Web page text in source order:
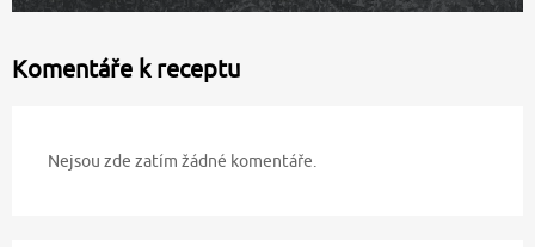
Komentáře k receptu
Nejsou zde zatím žádné komentáře.